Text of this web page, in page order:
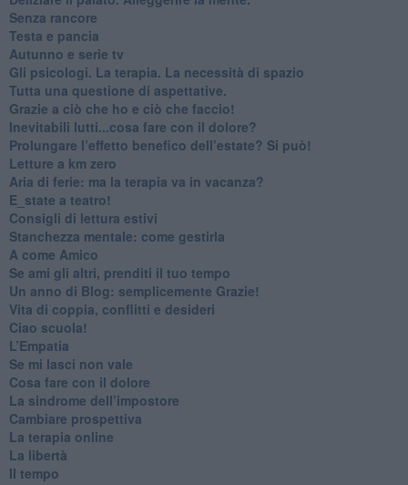
​Senza rancore
​Testa e pancia
​Autunno e serie tv
​Gli psicologi. La terapia. La necessità di spazio
​Tutta una questione di aspettative.
​Grazie a ciò che ho e ciò che faccio!
​Inevitabili lutti...cosa fare con il dolore?
Prolungare l’effetto benefico dell’estate? Si può!
​Letture a km zero
​Aria di ferie: ma la terapia va in vacanza?
​E_state a teatro!
​Consigli di lettura estivi
​Stanchezza mentale: come gestirla
​A come Amico
​Se ami gli altri, prenditi il tuo tempo
​Un anno di Blog: semplicemente Grazie!
​Vita di coppia, conflitti e desideri
​Ciao scuola!
​L’Empatia
​Se mi lasci non vale
Cosa fare con il dolore
​La sindrome dell’impostore
​Cambiare prospettiva
La terapia online
La libertà
​Il tempo